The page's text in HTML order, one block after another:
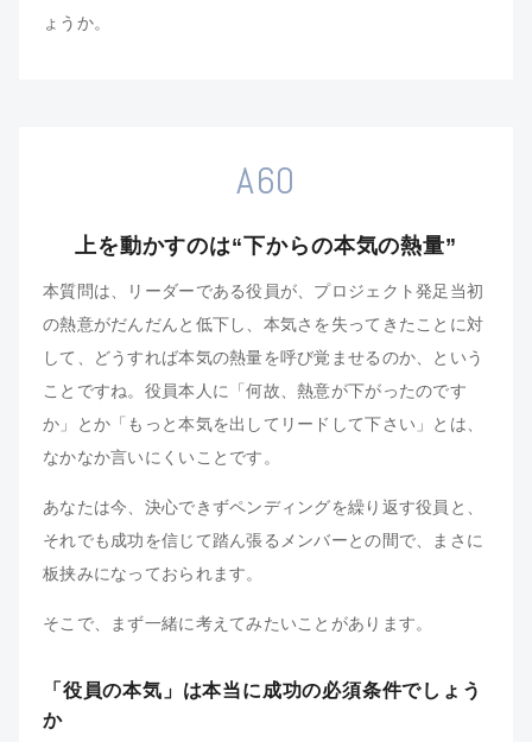
ょうか。
A60
上を動かすのは“下からの本気の熱量”
本質問は、リーダーである役員が、プロジェクト発足当初
の熱意がだんだんと低下し、本気さを失ってきたことに対
して、どうすれば本気の熱量を呼び覚ませるのか、という
ことですね。役員本人に「何故、熱意が下がったのです
か」とか「もっと本気を出してリードして下さい」とは、
なかなか言いにくいことです。
あなたは今、決心できずペンディングを繰り返す役員と、
それでも成功を信じて踏ん張るメンバーとの間で、まさに
板挟みになっておられます。
そこで、まず一緒に考えてみたいことがあります。
「役員の本気」は本当に成功の必須条件でしょう
か